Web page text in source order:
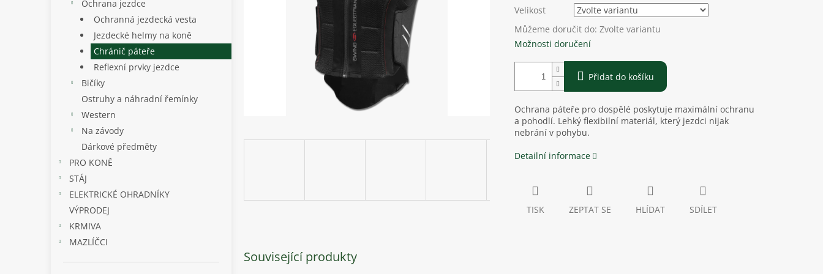
Ochrana jezdce
Ochranná jezdecká vesta
Jezdecké helmy na koně
Chránič páteře
Reflexní prvky jezdce
Bičíky
Ostruhy a náhradní řemínky
Western
Na závody
Dárkové předměty
PRO KONĚ
STÁJ
ELEKTRICKÉ OHRADNÍKY
VÝPRODEJ
KRMIVA
MAZLÍČCI
Velikost
Můžeme doručit do: Zvolte variantu
Možnosti doručení
Přidat do košíku
Ochrana páteře pro dospělé poskytuje maximální ochranu
a pohodlí. Lehký flexibilní materiál, který jezdci nijak
nebrání v pohybu.
Detailní informace
TISK ZEPTAT SE HLÍDAT SDÍLET
Související produkty